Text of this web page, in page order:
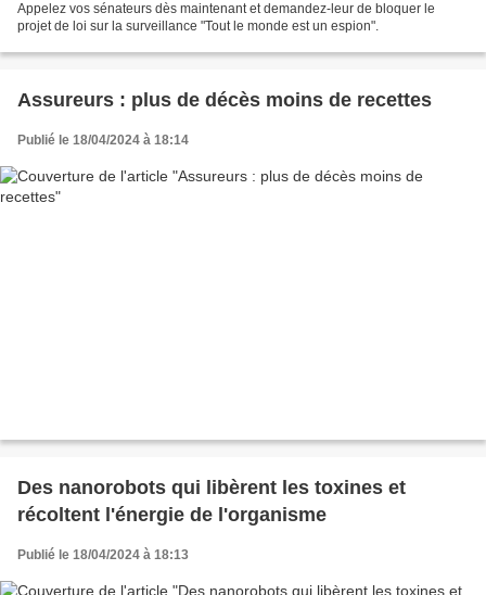
Appelez vos sénateurs dès maintenant et demandez-leur de bloquer le
projet de loi sur la surveillance "Tout le monde est un espion".
Assureurs : plus de décès moins de recettes
Publié le 18/04/2024 à 18:14
Des nanorobots qui libèrent les toxines et
récoltent l'énergie de l'organisme
Publié le 18/04/2024 à 18:13